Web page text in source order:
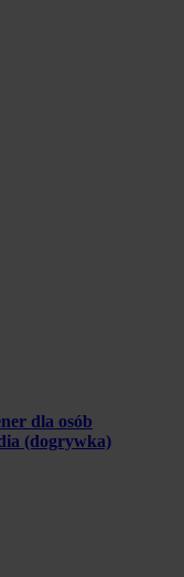
dla osób
(dogrywka)